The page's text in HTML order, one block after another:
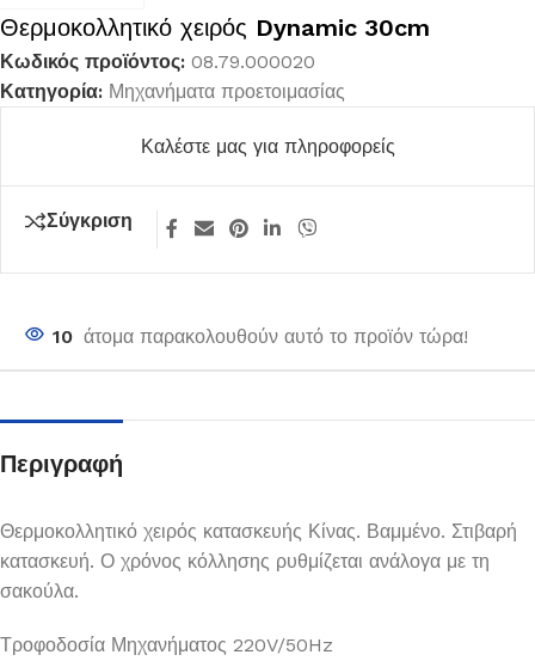
Θερμοκολλητικό χειρός Dynamic 30cm
Κωδικός προϊόντος: 08.79.000020
Κατηγορία: Μηχανήματα προετοιμασίας
Καλέστε μας για πληροφορείς
Σύγκριση
10 άτομα παρακολουθούν αυτό το προϊόν τώρα!
Περιγραφή
Θερμοκολλητικό χειρός κατασκευής Κίνας. Βαμμένο. Στιβαρή
κατασκευή. Ο χρόνος κόλλησης ρυθμίζεται ανάλογα με τη
σακούλα.
Τροφοδοσία Μηχανήματος 220V/50Hz